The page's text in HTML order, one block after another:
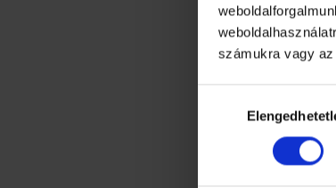
számukra vagy
kiválasztása